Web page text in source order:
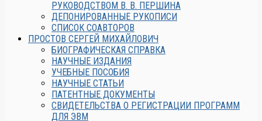
РУКОВОДСТВОМ В. В. ПЕРШИНА
ДЕПОНИРОВАННЫЕ РУКОПИСИ
СПИСОК СОАВТОРОВ
ПРОСТОВ СЕРГЕЙ МИХАЙЛОВИЧ
БИОГРАФИЧЕСКАЯ СПРАВКА
НАУЧНЫЕ ИЗДАНИЯ
УЧЕБНЫЕ ПОСОБИЯ
НАУЧНЫЕ СТАТЬИ
ПАТЕНТНЫЕ ДОКУМЕНТЫ
СВИДЕТЕЛЬСТВА О РЕГИСТРАЦИИ ПРОГРАММ
ДЛЯ ЭВМ